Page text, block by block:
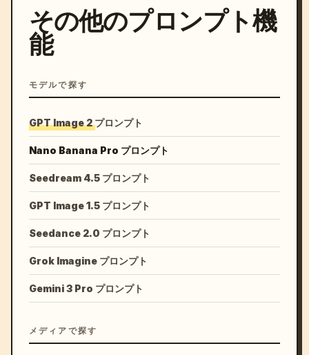
その他のプロンプト機
能
モデルで探す
GPT Image 2 プロンプト
Nano Banana Pro プロンプト
Seedream 4.5 プロンプト
GPT Image 1.5 プロンプト
Seedance 2.0 プロンプト
Grok Imagine プロンプト
Gemini 3 Pro プロンプト
メディアで探す